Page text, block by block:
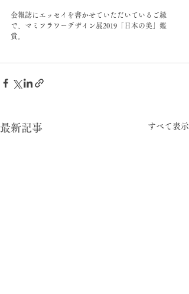
会報誌にエッセイを書かせていただいているご縁
で、マミフラワーデザイン展2019「日本の美」鑑
賞。
最新記事 すべて表示